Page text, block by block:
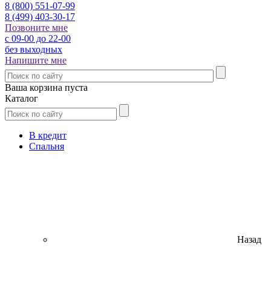
8 (800) 551-07-99
8 (499) 403-30-17
Позвоните мне
с 09-00 до 22-00
без выходных
Напишите мне
Ваша корзина пуста
Каталог
В кредит
Спальня
Назад